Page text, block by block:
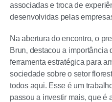
associadas e troca de
desenvolvidas pelas
Na abertura do encontro, o
Brun, destacou a importância
ferramenta estratégica para
sociedade sobre o setor
todos aqui. Esse é um
passou a investir mais, que é